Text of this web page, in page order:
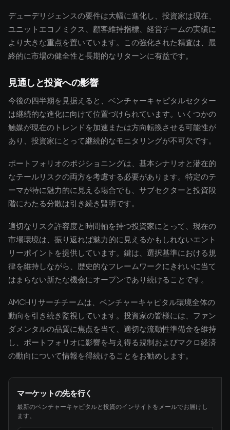
デューデリジェンスの要件は大幅に進化し、投資家は現在、
ユニットエコノミクス、顧客維持指標、経営チームの実績に
より大きな重点を置いています。この強化された精査は、最
終的に市場の健全性と長期的なリターンに有益です。
見通しと投資への影響
今後の四半期を見据えると、ベンチャーキャピタルセクター
は継続的な進化に向けて位置づけられています。いくつかの
触媒が現在のトレンドを加速または方向転換させる可能性が
あり、投資家にとって継続的なモニタリングが不可欠です。
ポートフォリオのポジショニングは、基本シナリオと潜在的
なテールリスクの両方を考慮する必要があります。特定のテ
ーマが特に魅力的に見える場合でも、サブセクターと投資段
階にわたる分散は引き続き賢明です。
適切なリスク許容度と時間軸を持つ投資家にとって、現在の
市場環境は、振り返れば魅力的に見えるかもしれないエント
リーポイントを提供しています。鍵は、選択基準における規
律を維持しながら、歴史的なフレームワークにきれいに当て
はまらない新たな機会にオープンであり続けることです。
AMCHリサーチチームは、ベンチャーキャピタル環境全体の
動向を引き続き監視しています。投資家の皆様には、ファン
ダメンタルの品質に焦点を当て、適切な流動性準備金を維持
し、ポートフォリオに影響を与え得る規制およびマクロ経済
の動向について情報を得続けることをお勧めします。
マーケットの先を行く
最新のベンチャーキャピタルと投資のインサイトをメールでお届けし
ます。